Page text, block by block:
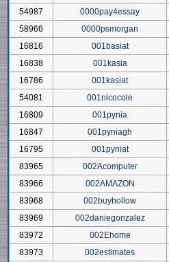
54987
0000pay4essay
58966
0000psmorgan
16816
001basiat
16838
001kasia
16786
001kasiat
54081
001nicocole
16809
001pynia
16847
001pyniagh
16795
001pyniat
83965
002Acomputer
83966
002AMAZON
83968
002buyhollow
83969
002daniegonzalez
83972
002Ehome
83973
002estimates